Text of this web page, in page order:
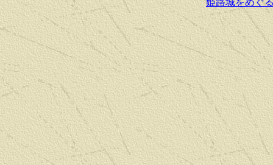
姫路城をめぐ